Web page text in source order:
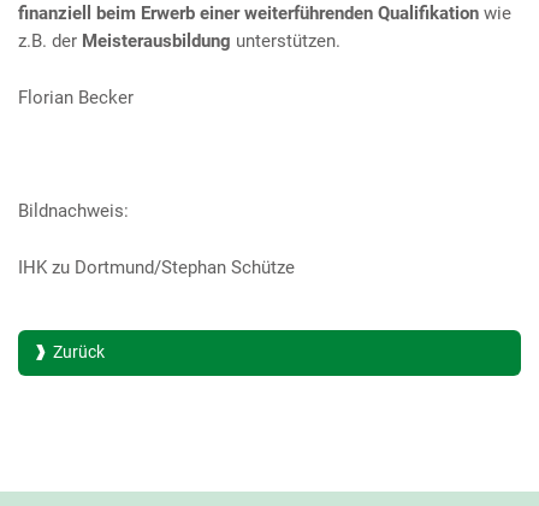
finanziell beim Erwerb einer weiterführenden Qualifikation wie
z.B. der Meisterausbildung unterstützen.
Florian Becker
Bildnachweis:
IHK zu Dortmund/Stephan Schütze
Zurück